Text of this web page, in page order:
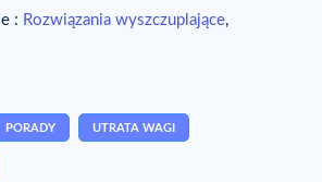
: Rozwiązania wyszczuplające,
PORADY UTRATA WAGI